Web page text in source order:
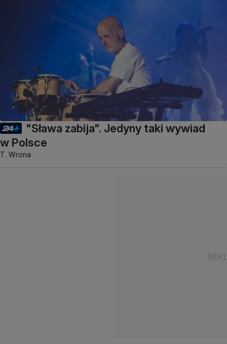
"Sława zabija". Jedyny taki wywiad
w Polsce
T. Wrona